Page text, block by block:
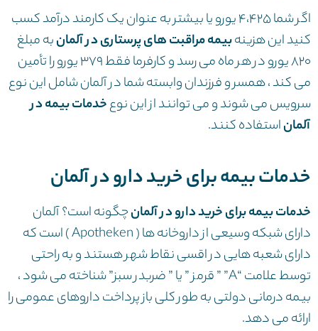
اگر شما ۴،۴۲۵ یورو یا بیشتر به عنوان یک کارمند درآمد کسب
کنید این هزینهبیمه مراقبت های پرستاری در آلمانبه مبلغ
۸۲۰ یورو در هر ماه می رسد و کارفرما فقط ۳۷۹ یورو را تأمین
می کند ، همسر و فرزندان وابسته شما در آلمان شامل این نوع
سرویس می شوند و می توانند از این نوعخدمات بیمه در
آلماناستفاده کنند.
خدمات بیمه برای خرید دارو در آلمان
خدمات بیمه برای خرید دارو در آلمانچگونه است؟ آلمان
دارای شبکه وسیعی از داروخانه ها ( Apotheken ) است که
دارای شعبه هایی در اقسی نقاط شهر هستند و به راحتی
توسط علامت “A” ” قرمز ” یا ” ضربدر سبز” شناخته می شود ،
بیمه درمانی دولتی به طور کلی باز پرداخت داروهای عمومی را
ارائه می دهد.